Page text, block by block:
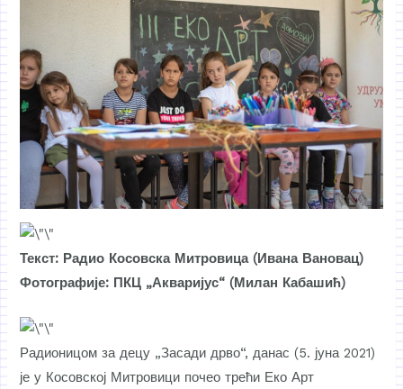
Текст: Радио Косовска Митровица (Ивана Вановац)
Фотографије: ПКЦ „Акваријус“ (Милан Кабашић)
Радионицом за децу „Засади дрво“, данас (5. јуна 2021)
је у Косовској Митровици почео трећи Еко Арт